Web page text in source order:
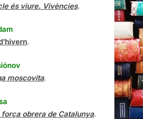
és viure. Vivències.
.
moscovita.
força obrera de Catalunya.